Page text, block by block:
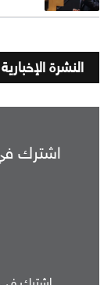
النشرة الإخبارية
اشترك